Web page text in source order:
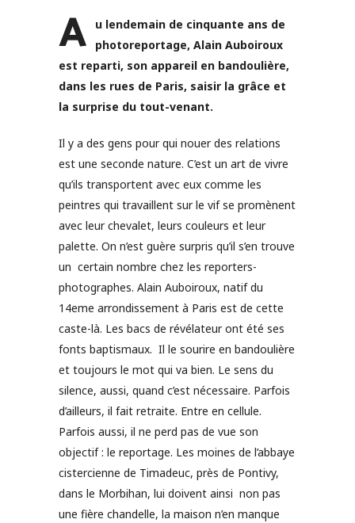
A
u lendemain de cinquante ans de
photoreportage, Alain Auboiroux
est reparti, son appareil en bandoulière,
dans les rues de Paris, saisir la grâce et
la surprise du tout-venant.
Il y a des gens pour qui nouer des relations
est une seconde nature. C’est un art de vivre
qu’ils transportent avec eux comme les
peintres qui travaillent sur le vif se promènent
avec leur chevalet, leurs couleurs et leur
palette. On n’est guère surpris qu’il s’en trouve
un certain nombre chez les reporters-
photographes. Alain Auboiroux, natif du
14eme arrondissement à Paris est de cette
caste-là. Les bacs de révélateur ont été ses
fonts baptismaux. Il le sourire en bandoulière
et toujours le mot qui va bien. Le sens du
silence, aussi, quand c’est nécessaire. Parfois
d’ailleurs, il fait retraite. Entre en cellule.
Parfois aussi, il ne perd pas de vue son
objectif : le reportage. Les moines de l’abbaye
cistercienne de Timadeuc, près de Pontivy,
dans le Morbihan, lui doivent ainsi non pas
une fière chandelle, la maison n’en manque